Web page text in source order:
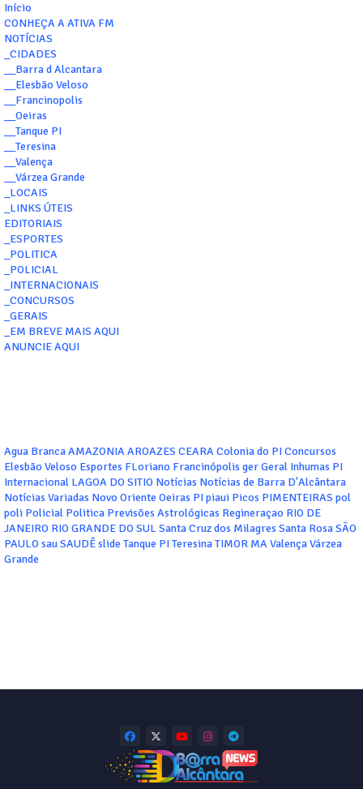
Início
CONHEÇA A ATIVA FM
NOTÍCIAS
_CIDADES
__Barra d Alcantara
__Elesbão Veloso
__Francinopolis
__Oeiras
__Tanque PI
__Teresina
__Valença
__Várzea Grande
_LOCAIS
_LINKS ÚTEIS
EDITORIAIS
_ESPORTES
_POLITICA
_POLICIAL
_INTERNACIONAIS
_CONCURSOS
_GERAIS
_EM BREVE MAIS AQUI
ANUNCIE AQUI
Agua BrancaAMAZONIAAROAZES CEARAColonia do PIConcursos
Elesbão Veloso Esportes FLoriano Francinópolis gerGeral Inhumas PI
Internacional LAGOA DO SITIO Notícias Notícias de Barra D'Alcântara
Notícias Variadas Novo Oriente Oeiras PIpiaui Picos PIMENTEIRAS pol
poli Policial Politica Previsões Astrológicas Regineraçao RIO DE
JANEIRO RIO GRANDE DO SUL Santa Cruz dos Milagres Santa RosaSÃO
PAULOsauSAUDÊslide Tanque PITeresinaTIMOR MAValençaVárzea
Grande